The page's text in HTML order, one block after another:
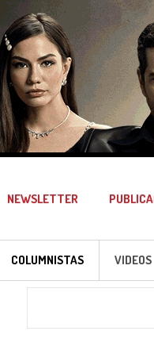
NEWSLETTER
COLUMNISTAS VIDEOS